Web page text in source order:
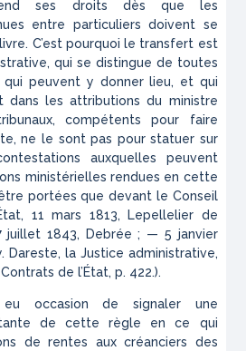
ses droits dès que les
entre particuliers doivent se
C’est pourquoi le transfert est
qui se distingue de toutes
qui peuvent y donner lieu, et qui
dans les attributions du ministre
compétents pour faire
ne le sont pas pour statuer sur
auxquelles peuvent
ministérielles rendues en cette
portées que devant le Conseil
11 mars 1813, Lepellelier de
juillet 1843, Debrée ; — 5 janvier
Dareste, la Justice administrative,
de l’État, p. 422.).
occasion de signaler une
de cette règle en ce qui
de rentes aux créanciers des